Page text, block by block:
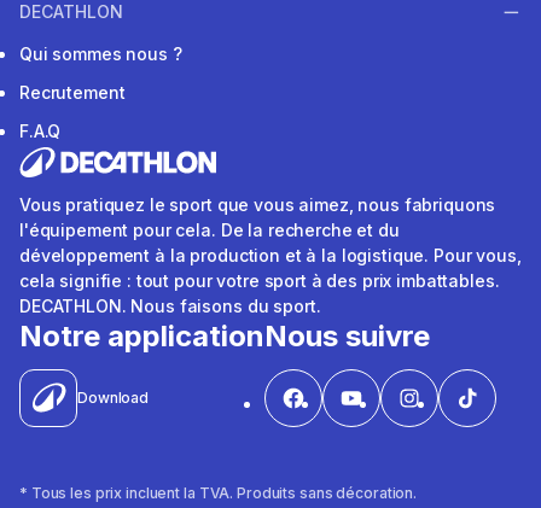
DECATHLON
Qui sommes nous ?
Recrutement
F.A.Q
Vous pratiquez le sport que vous aimez, nous fabriquons
l'équipement pour cela. De la recherche et du
développement à la production et à la logistique. Pour vous,
cela signifie : tout pour votre sport à des prix imbattables.
DECATHLON. Nous faisons du sport.
Notre application
Download
Nous suivre
* Tous les prix incluent la TVA. Produits sans décoration.